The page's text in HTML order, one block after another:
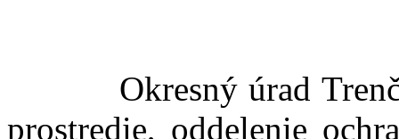
Okresný úrad
prostredie, oddelenie